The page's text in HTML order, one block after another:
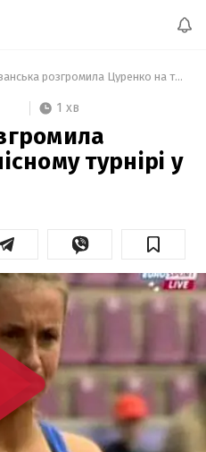
Радванська розгромила Цуренко на тенісному турнірі у Брюсселі
1 хв
турнірі у